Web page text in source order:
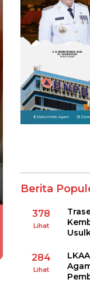
Berita
378
Lihat
284
Lihat